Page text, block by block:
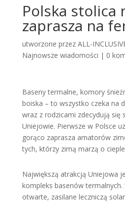
Polska stolica
zaprasza na
utworzone przez ALL-
Najnowsze wiadomości | 0
Baseny termalne, komory
boiska – to wszystko czeka na
wraz z rodzicami zdecydują się
Uniejowie. Pierwsze w Polsce
gorąco zaprasza amatorów
tych, którzy zimą marzą o
Największą atrakcją Uniejowa
kompleks basenów termalnych.
otwarte, zasilane leczniczą